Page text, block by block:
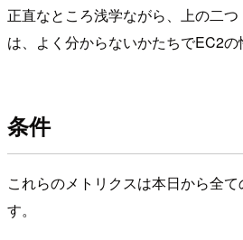
正直なところ浅学ながら、上の二つ
は、よく分からないかたちでEC2
条件
これらのメトリクスは本日から全
す。